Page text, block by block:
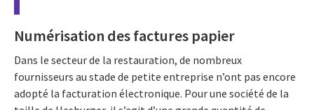
Numérisation des factures papier
Dans le secteur de la restauration, de nombreux
fournisseurs au stade de petite entreprise n’ont pas encore
adopté la facturation électronique. Pour une société de la